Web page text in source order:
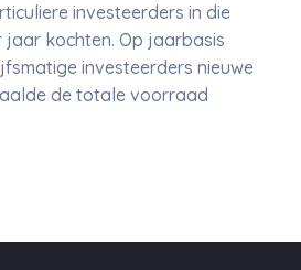
investeerders in die
jaar kochten. Op jaarbasis
investeerders nieuwe
de totale voorraad